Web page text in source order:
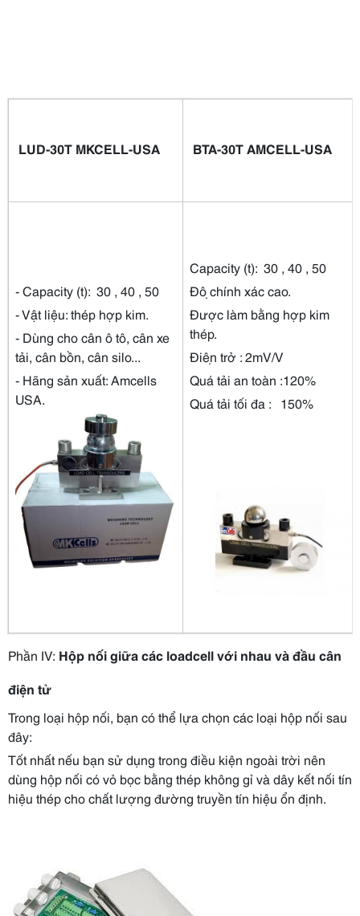
LUD-30T MKCELL-USA BTA-30T AMCELL-USA
- Capacity (t): 30 , 40 , 50
- Vật liệu: thép hợp kim.
- Dùng cho cân ô tô, cân xe
tải, cân bồn, cân silo...
- Hãng sản xuất: Amcells
USA.
Capacity (t): 30 , 40 , 50
Độ chính xác cao.
Được làm bằng hợp kim
thép.
Điện trở : 2mV/V
Quá tải an toàn :120%
Quá tải tối đa : 150%
Phần IV: Hộp nối giữa các loadcell với nhau và đầu cân
điện tử
Trong loại hộp nối, bạn có thể lựa chọn các loại hộp nối sau
đây:
Tốt nhất nếu bạn sử dụng trong điều kiện ngoài trời nên
dùng hộp nối có vỏ bọc bằng thép không gỉ và dây kết nối tín
hiệu thép cho chất lượng đường truyền tín hiệu ổn định.